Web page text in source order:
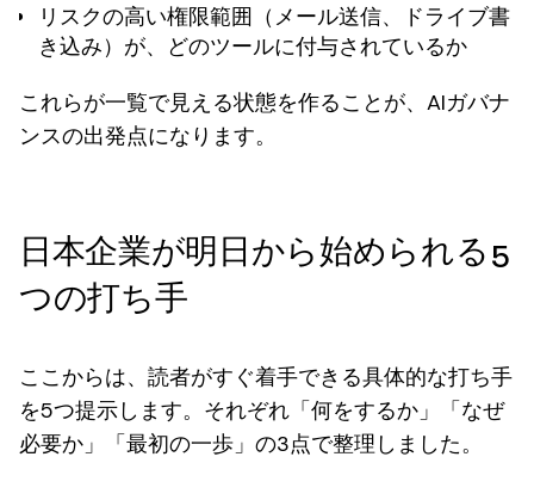
リスクの高い権限範囲（メール送信、ドライブ書
き込み）が、どのツールに付与されているか
これらが一覧で見える状態を作ることが、AIガバナ
ンスの出発点になります。
日本企業が明日から始められる5
つの打ち手
ここからは、読者がすぐ着手できる具体的な打ち手
を5つ提示します。それぞれ「何をするか」「なぜ
必要か」「最初の一歩」の3点で整理しました。